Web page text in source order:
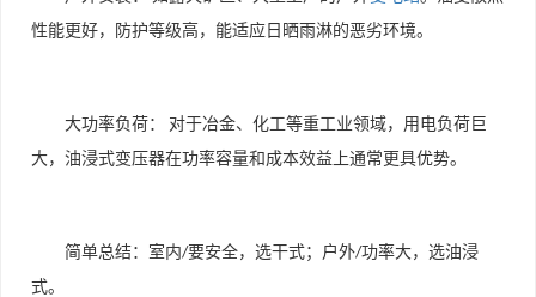
性能更好，防护等级高，能适应日晒雨淋的恶劣环境。
大功率负荷：
对于冶金、化工等重工业领域，用电负荷巨
大，油浸式变压器在功率容量和成本效益上通常更具优势。
简单总结：室内/要安全，选干式；户外/功率大，选油浸
式。